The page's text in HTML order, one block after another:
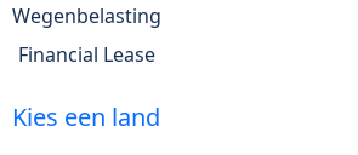
Wegenbelasting
Financial Lease
Kies een land